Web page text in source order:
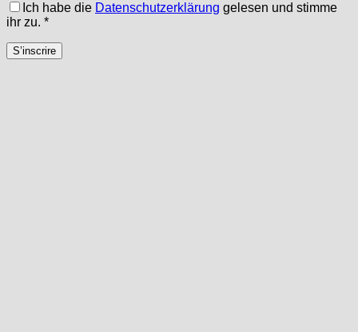
Ich habe die Datenschutzerklärung gelesen und stimme
ihr zu. *
S’inscrire